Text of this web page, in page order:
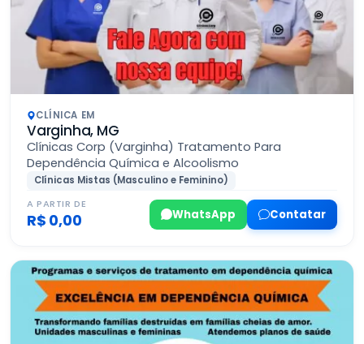
CLÍNICA EM
Varginha, MG
Clínicas Corp (Varginha) Tratamento Para
Dependência Química e Alcoolismo
Clínicas Mistas (Masculino e Feminino)
A PARTIR DE
R$ 0,00 WhatsApp Contatar